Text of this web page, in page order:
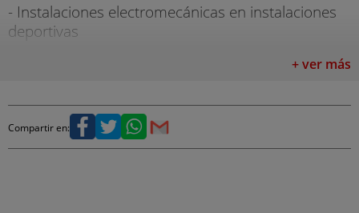
- Instalaciones electromecánicas en instalaciones
deportivas
- Mantenimiento específico y ahorro energético en
- La gestión de la limpieza de un centro deportivo
3. Sostenibilidad y Gestión Medio Ambiental
+ ver más
Compartir en: